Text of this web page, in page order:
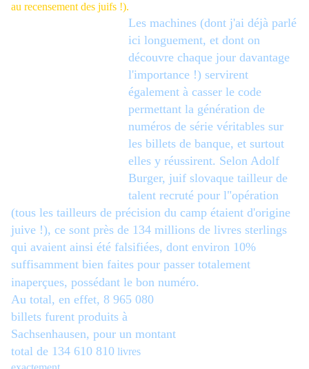
au recensement des juifs !).
Les machines (dont j'ai déjà parlé
ici longuement, et dont on
découvre chaque jour davantage
l'importance !) servirent
également à casser le code
permettant la génération de
numéros de série véritables sur
les billets de banque, et surtout
elles y réussirent. Selon Adolf
Burger, juif slovaque tailleur de
talent recruté pour l"opération
(tous les tailleurs de précision du camp étaient d'origine
juive !), ce sont près de 134 millions de livres sterlings
qui avaient ainsi été falsifiées, dont environ 10%
suffisamment bien faites pour passer totalement
inaperçues, possédant le bon numéro.
Au total, en effet, 8 965 080
billets furent produits à
Sachsenhausen, pour un montant
total de 134 610 810 livres